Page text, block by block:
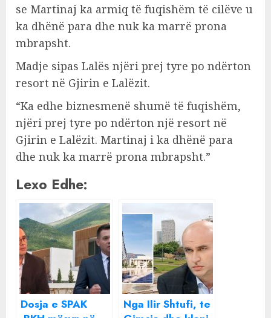
se Martinaj ka armiq të fuqishëm të cilëve u
ka dhënë para dhe nuk ka marrë prona
mbrapsht.
Madje sipas Lalës njëri prej tyre po ndërton
resort në Gjirin e Lalëzit.
“Ka edhe biznesmenë shumë të fuqishëm,
njëri prej tyre po ndërton një resort në
Gjirin e Lalëzit. Martinaj i ka dhënë para
dhe nuk ka marrë prona mbrapsht.”
Lexo Edhe:
Dosja e SPAK
Nga Ilir Shtufi, te